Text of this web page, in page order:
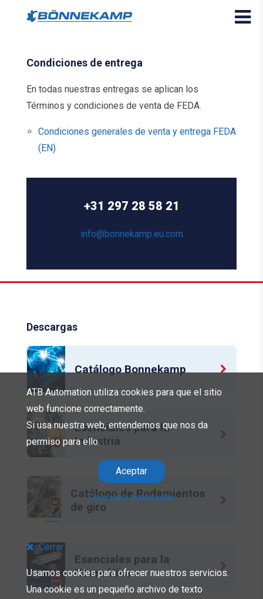
Condiciones de entrega
En todas nuestras entregas se aplican los
Términos y condiciones de venta de FEDA.
Condiciones generales de venta y entrega FEDA
(EN)
+31 297 28 58 21
info@bonnekamp.eu.com
Descargas
Catálogo Bonnekamp
Esenciales para la
Industria
Catálogo de Rodamientos
de giro
Esenciales para la
Neumática
ATB Automation utiliza cookies para que el sitio
web funcione correctamente.
Si usa nuestra web, entendemos que nos da
permiso para ello.
Aceptar
Opciones avanzadas
Cerrar
Usamos cookies para ofrecer nuestros servicios.
Una cookie es un pequeño archivo de texto